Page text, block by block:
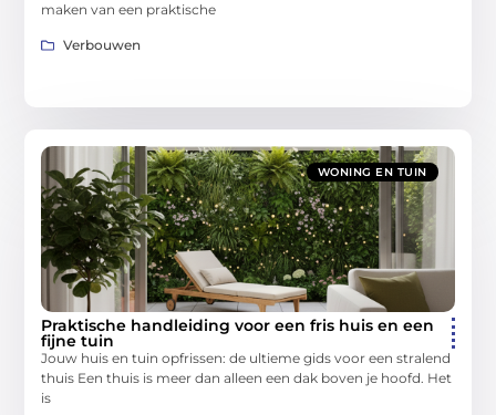
maken van een praktische
Verbouwen
WONING EN TUIN
Praktische handleiding voor een fris huis en een
fijne tuin
Jouw huis en tuin opfrissen: de ultieme gids voor een stralend
thuis Een thuis is meer dan alleen een dak boven je hoofd. Het
is